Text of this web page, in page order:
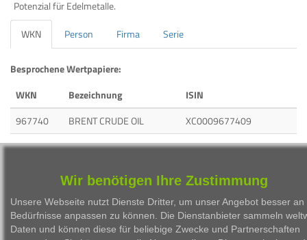
Potenzial für Edelmetalle.
WKN
Person Firma Serie
Besprochene Wertpapiere:
WKN
Bezeichnung
ISIN
967740
BRENT CRUDE OIL
XC0009677409
965515
GOLD / US DOLLAR
XC0009655157
Wir benötigen Ihre Zustimmung
Unsere Webseite nutzt Dienste Dritter, um unser Angebot besser an
Bedürfnisse anpassen zu können. Die Dienstanbieter sammeln
Daten und können diese für beliebige Zwecke und Partnerschaften